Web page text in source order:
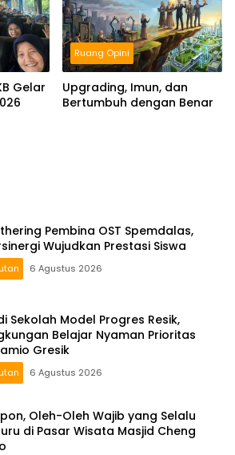
Gelar
Ruang Opini
Upgrading, Imun, dan
Bertumbuh dengan Benar
Pembina OST Spemdalas,
Wujudkan Prestasi Siswa
6 Agustus 2026
Sekolah Model Progres Resik,
Belajar Nyaman Prioritas
Gresik
6 Agustus 2026
Oleh-Oleh Wajib yang Selalu
di Pasar Wisata Masjid Cheng